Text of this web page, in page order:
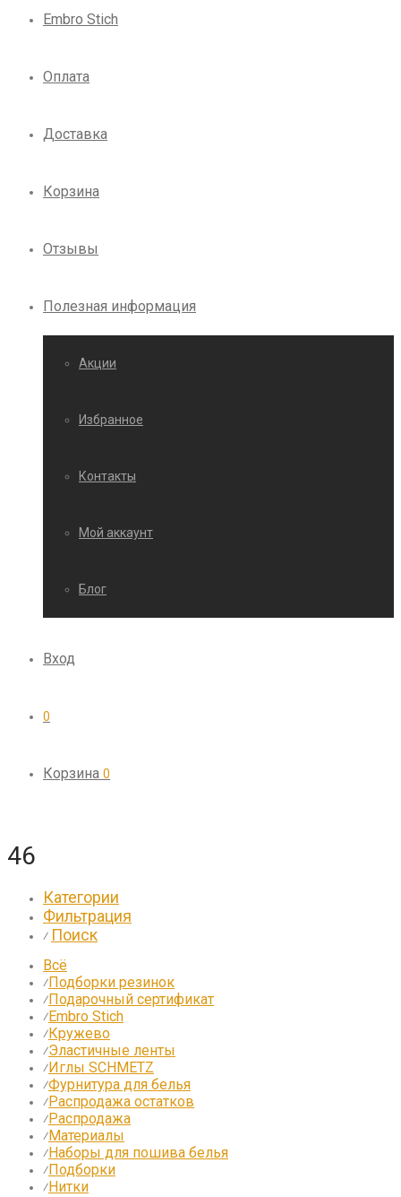
Embro Stich
Оплата
Доставка
Корзина
Отзывы
Полезная информация
Акции
Избранное
Контакты
Мой аккаунт
Блог
Вход
0
Корзина 0
46
Категории
Фильтрация
⁄ Поиск
Всё
⁄Подборки резинок
⁄Подарочный сертификат
⁄Embro Stich
⁄Кружево
⁄Эластичные ленты
⁄Иглы SCHMETZ
⁄Фурнитура для белья
⁄Распродажа остатков
⁄Распродажа
⁄Материалы
⁄Наборы для пошива белья
⁄Подборки
⁄Нитки